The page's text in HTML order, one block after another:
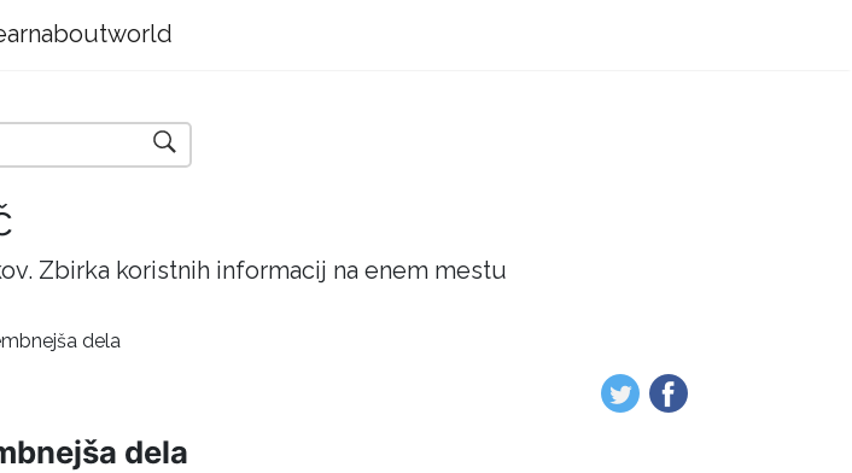
Zbirka koristnih informacij na enem mestu
dela
dela